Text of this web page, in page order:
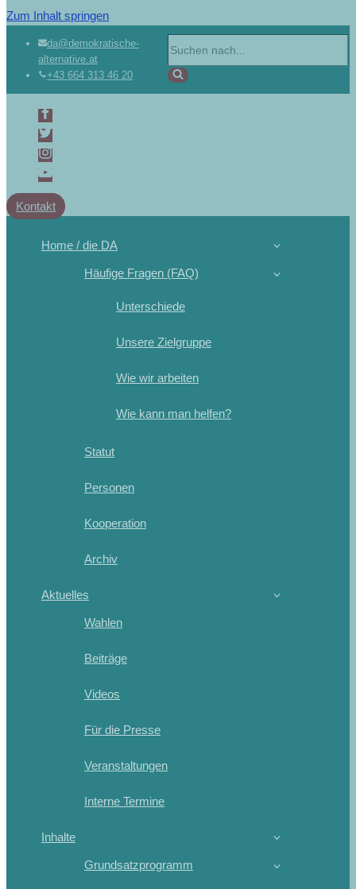
Zum Inhalt springen
da@demokratische-
alternative.at
+43 664 313 46 20
Kontakt
Home / die DA
Häufige Fragen (FAQ)
Unterschiede
Unsere Zielgruppe
Wie wir arbeiten
Wie kann man helfen?
Statut
Personen
Kooperation
Archiv
Aktuelles
Wahlen
Beiträge
Videos
Für die Presse
Veranstaltungen
Interne Termine
Inhalte
Grundsatzprogramm